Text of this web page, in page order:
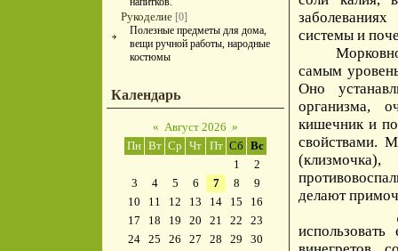
Рукоделие [0]
Полезные предметы для дома,
вещи ручной работы, народные
костюмы
Календарь
« Август 2026 »
Пн Вт Ср Чт Пт Сб Вс
1
2
3
4 5 6 7 8
9
10
11 12 13 14 15
16
17
18 19 20 21 22
23
24 25 26 27 28 29
30
системы и
Морковное
самым
Оно
организма,
кишечник и
свойствами.
делают